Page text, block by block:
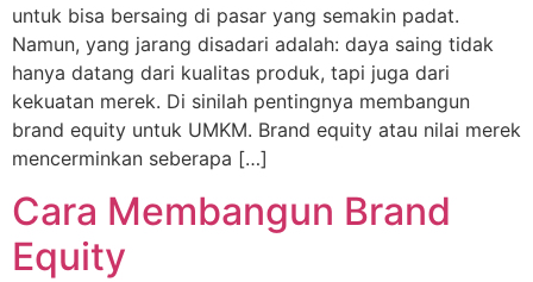
untuk bisa bersaing di pasar yang semakin padat.
Namun, yang jarang disadari adalah: daya saing tidak
hanya datang dari kualitas produk, tapi juga dari
kekuatan merek. Di sinilah pentingnya membangun
brand equity untuk UMKM. Brand equity atau nilai merek
mencerminkan seberapa […]
Cara Membangun Brand
Equity